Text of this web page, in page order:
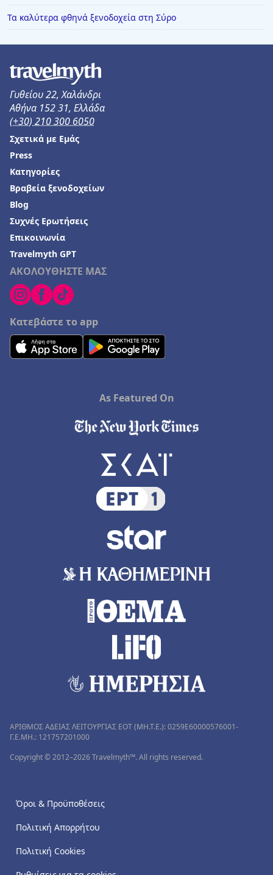
Τα καλύτερα φθηνά ξενοδοχεία στη Σύρο
Γυθείου 22, Χαλάνδρι
Αθήνα 152 31, Ελλάδα
(+30) 210 300 6050
ΑΚΟΛΟΥΘΗΣΤΕ ΜΑΣ
Κατεβάστε το app
Σχετικά με Εμάς
Press
Κατηγορίες
Βραβεία ξενοδοχείων
Blog
Συχνές Ερωτήσεις
Επικοινωνία
Travelmyth GPT
As Featured On
ΑΡΙΘΜΟΣ ΑΔΕΙΑΣ ΛΕΙΤΟΥΡΓΙΑΣ ΕΟΤ (MH.T.E.): 0259Ε60000576001-
Γ.Ε.ΜΗ.: 121757201000
Copyright © 2012–2026 Travelmyth™. All rights reserved.
Όροι & Προϋποθέσεις
Πολιτική Απορρήτου
Πολιτική Cookies